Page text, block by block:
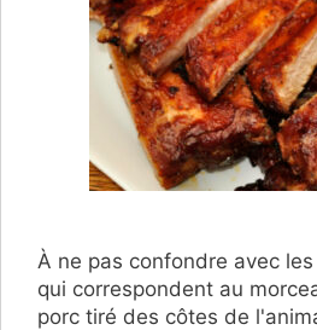
À ne pas confondre avec
qui correspondent au
porc tiré des côtes de